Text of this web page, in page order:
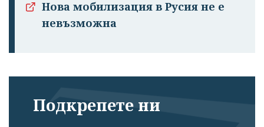
Нова мобилизация в Русия не е
невъзможна
Подкрепете ни